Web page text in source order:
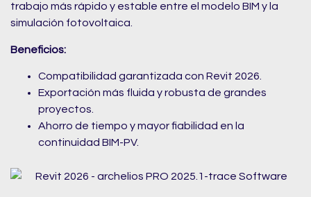
trabajo más rápido y estable entre el modelo BIM y la
simulación fotovoltaica.
Beneficios:
Compatibilidad garantizada con Revit 2026.
Exportación más fluida y robusta de grandes
proyectos.
Ahorro de tiempo y mayor fiabilidad en la
continuidad BIM-PV.